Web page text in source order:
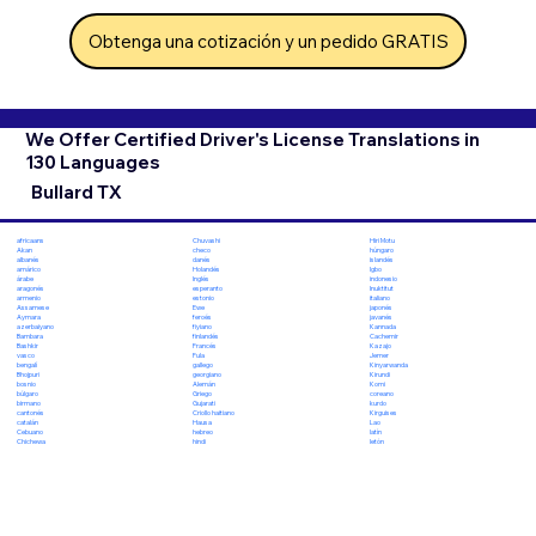
Obtenga una cotización y un pedido GRATIS
We Offer Certified Driver's License Translations in
130 Languages
Bullard TX
africaans
Akan
albanés
amárico
árabe
aragonés
armenio
Assamese
Aymara
azerbaiyano
Bambara
Bashkir
vasco
bengalí
Bhojpuri
bosnio
búlgaro
birmano
cantonés
catalán
Cebuano
Chichewa
Chuvashi
checo
danés
Holandés
Inglés
esperanto
estonio
Ewe
feroés
fiyiano
finlandés
Francés
Fula
gallego
georgiano
Alemán
Griego
Gujarati
Criollo haitiano
Hausa
hebreo
hindi
Hiri Motu
húngaro
islandés
Igbo
indonesio
Inuktitut
italiano
japonés
javanés
Kannada
Cachemir
Kazajo
Jemer
Kinyarwanda
Kirundi
Komi
coreano
kurdo
Kirguises
Lao
latín
letón